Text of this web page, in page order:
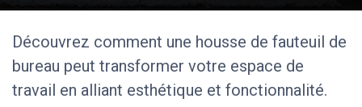
Découvrez comment une housse de fauteuil de
bureau peut transformer votre espace de
travail en alliant esthétique et fonctionnalité.